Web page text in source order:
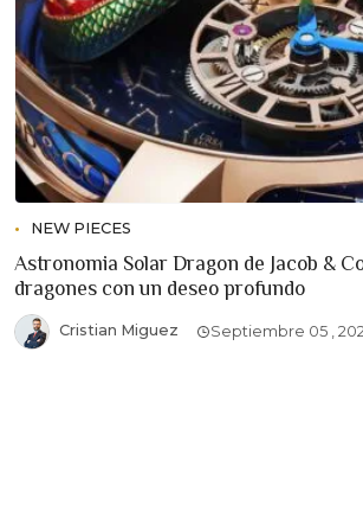
NEW PIECES
Astronomia Solar Dragon de Jacob &
dragones con un deseo profundo
Cristian Miguez Septiembre 05 ,